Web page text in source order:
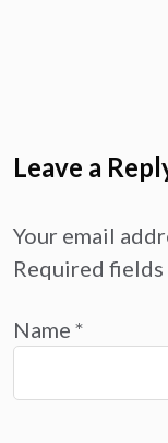
Leave a
Your email
Required fields
Name *